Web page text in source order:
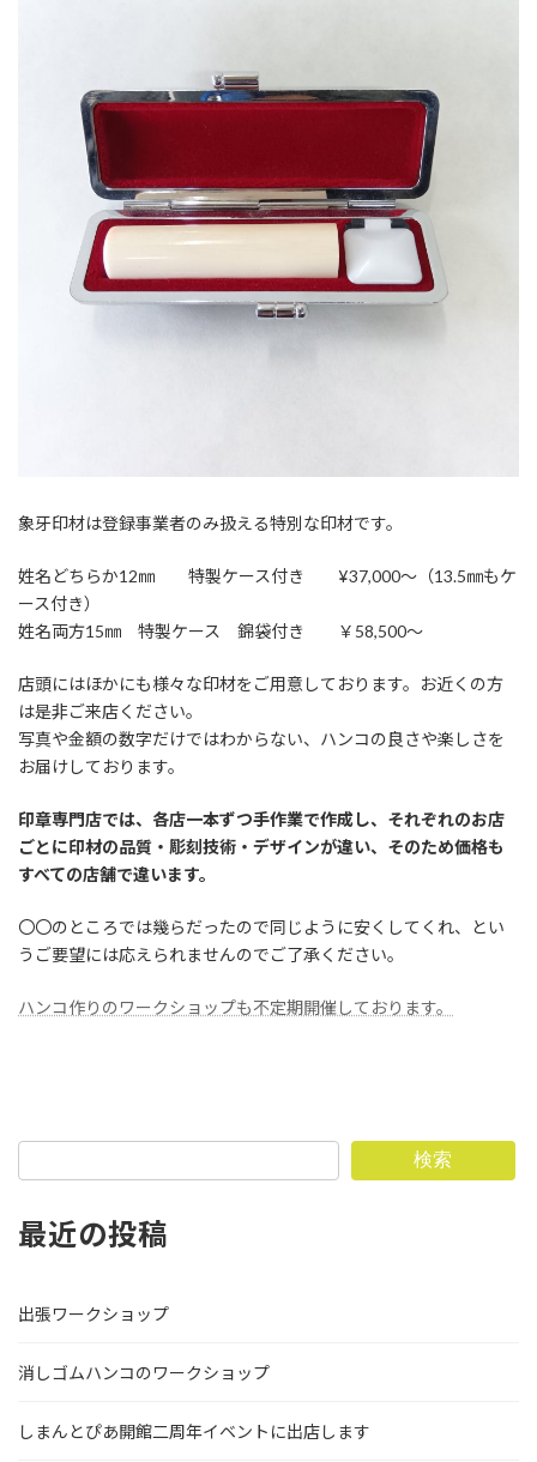
象牙印材は登録事業者のみ扱える特別な印材です。
姓名どちらか12㎜ 特製ケース付き ¥37,000～（13.5㎜もケ
ース付き）
姓名両方15㎜ 特製ケース 錦袋付き ￥58,500～
店頭にはほかにも様々な印材をご用意しております。お近くの方
は是非ご来店ください。
写真や金額の数字だけではわからない、ハンコの良さや楽しさを
お届けしております。
印章専門店では、各店一本ずつ手作業で作成し、それぞれのお店
ごとに印材の品質・彫刻技術・デザインが違い、そのため価格も
すべての店舗で違います。
〇〇のところでは幾らだったので同じように安くしてくれ、とい
うご要望には応えられませんのでご了承ください。
ハンコ作りのワークショップも不定期開催しております。
検索
最近の投稿
出張ワークショップ
消しゴムハンコのワークショップ
しまんとぴあ開館二周年イベントに出店します